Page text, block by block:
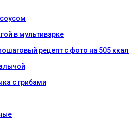
в мультиварке
рецепт с фото на 505 ккал
с грибами